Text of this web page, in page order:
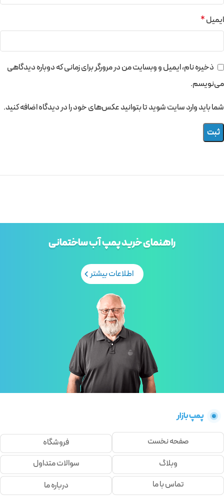
ایمیل*
ذخیره نام، ایمیل و وبسایت من در مرورگر برای زمانی که دوباره دیدگاهی
می‌نویسم.
شما باید وارد سایت شوید تا بتوانید عکس‌های خود را در دیدگاه اضافه کنید.
راهنمای خرید پمپ آب ساختمانی
اطلاعات بیشتر
پمپ بازار
صفحه نخست
فروشگاه
وبلاگ
سوالات متداول
تماس با ما
درباره ما